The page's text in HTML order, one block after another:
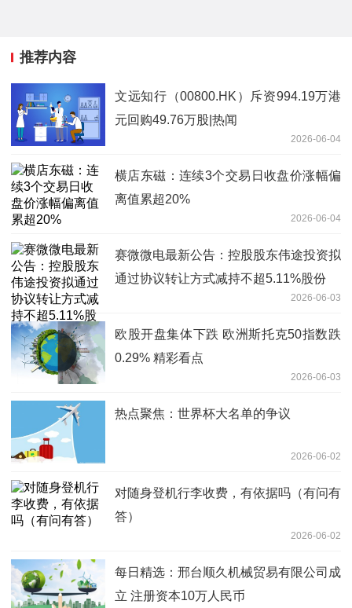
推荐内容
文远知行（00800.HK）斥资994.19万港
元回购49.76万股|热闻
2026-06-04
横店东磁：连续3个交易日收盘价涨幅偏
离值累超20%
2026-06-04
赛微微电最新公告：控股股东伟途投资拟
通过协议转让方式减持不超5.11%股份
2026-06-03
欧股开盘集体下跌 欧洲斯托克50指数跌
0.29% 精彩看点
2026-06-03
热点聚焦：世界杯大名单的争议
2026-06-02
对随身登机行李收费，有依据吗（有问有
答）
2026-06-02
每日精选：邢台顺久机械贸易有限公司成
立 注册资本10万人民币